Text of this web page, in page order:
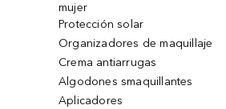
mujer
Protección solar
Organizadores de maquillaje
Crema antiarrugas
Algodones smaquillantes
Aplicadores